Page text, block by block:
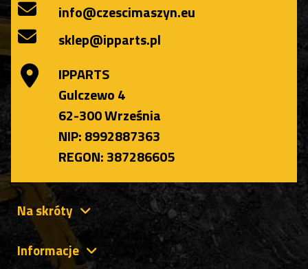
info@czescimaszyn.eu
sklep@ipparts.pl
IPPARTS
Gulczewo 4
62-300 Września
NIP: 8992887363
REGON: 387286605
Na skróty
Informacje